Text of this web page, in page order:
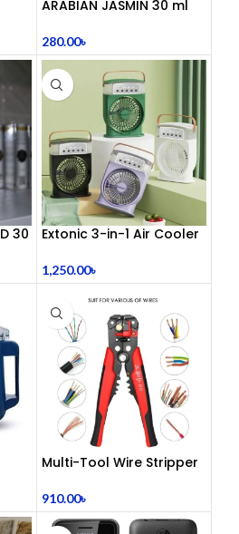
ARABIAN JASMIN 30 ml
280.00৳
30
Extonic 3-in-1 Air Cooler
1,250.00৳
Multi-Tool Wire Stripper
910.00৳